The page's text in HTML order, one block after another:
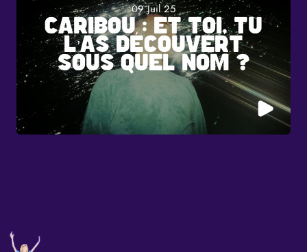
09 Juil 25
CARIBOU : ET TOI, TU
L’AS DÉCOUVERT
SOUS QUEL NOM ?